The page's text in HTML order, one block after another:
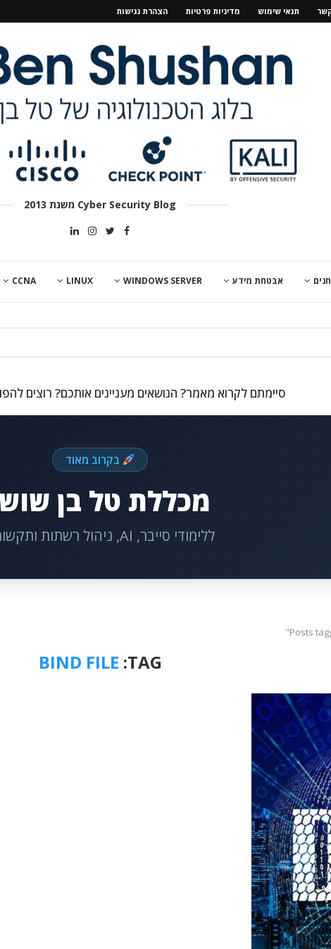
תנאי שימוש מדיניות פרטיות הצהרת נגישות
Cyber Security Blog משנת 2013
אבטחת מידע WINDOWS SERVER
LINUX
CCNA
סיימתם לקרוא מאמר? הנושאים מעניינים אותכם? רוצים
בקרוב מאוד
מכללת טל בן
ללימודי סייבר, AI, ניהול רשתות ותקשורת
Posts
TAG:
BIND FILE